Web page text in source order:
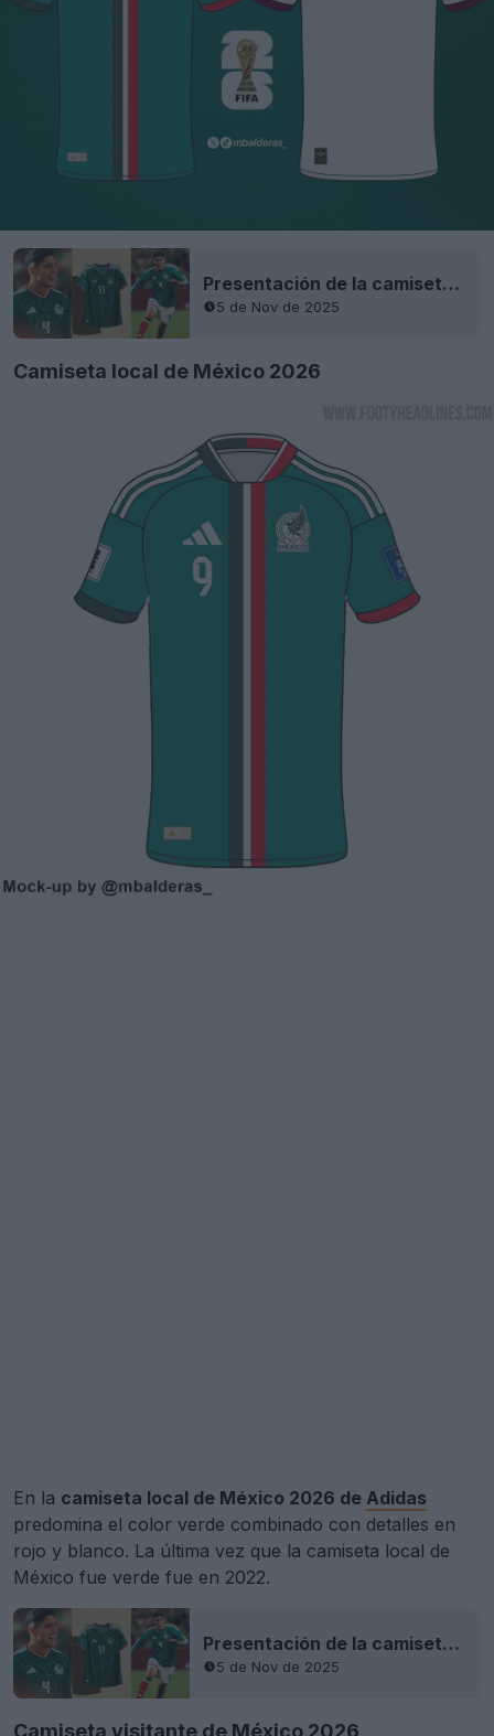
Presentación de la camiseta local de México para la Copa del Mundo de 2026
5 de Nov de 2025
Camiseta local de México 2026
En la camiseta local de México 2026 de Adidas
predomina el color verde combinado con detalles en
rojo y blanco. La última vez que la camiseta local de
México fue verde fue en 2022.
Presentación de la camiseta local de México para la Copa del Mundo de 2026
5 de Nov de 2025
Camiseta visitante de México 2026